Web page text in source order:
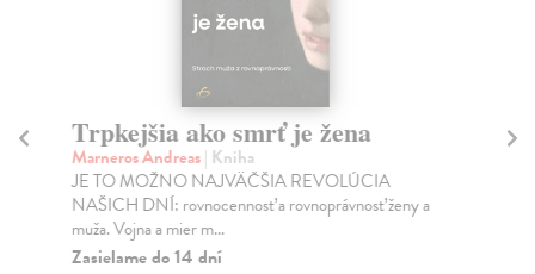
Trpkejšia ako smrť je žena
Marneros Andreas| Kniha
JE TO MOŽNO NAJVÄČŠIA REVOLÚCIA
NAŠICH DNÍ: rovnocennosť a rovnoprávnosť ženy a
muža. Vojna a mier m...
Zasielame do 14 dní